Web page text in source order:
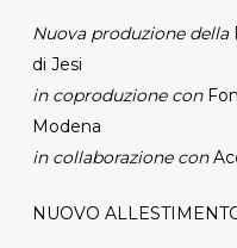
Nuova produzione della
di Jesi
in coproduzione con
Modena
in collaborazione con
NUOVO